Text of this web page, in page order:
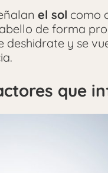
el sol como
de forma
deshidrate y se
que